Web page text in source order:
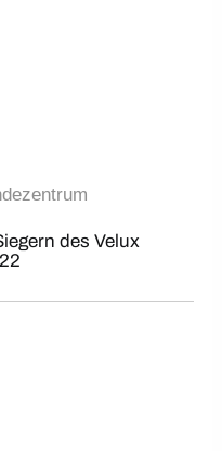
des Velux